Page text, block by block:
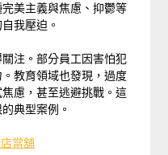
美主義與焦慮、抑鬱等
我壓迫。
注。部分員工因害怕犯
教育領域也發現，過度
慮，甚至逃避挑戰。這
典型案例。
當舖